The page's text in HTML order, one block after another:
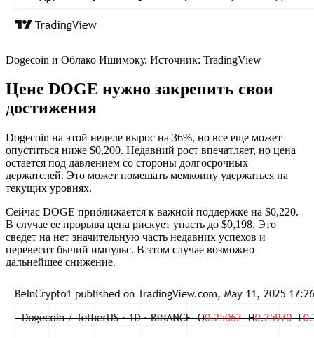
Dogecoin и Облако Ишимоку. Источник: TradingView
Цене DOGE нужно закрепить свои
достижения
Dogecoin на этой неделе вырос на 36%, но все еще может
опуститься ниже $0,200. Недавний рост впечатляет, но цена
остается под давлением со стороны долгосрочных
держателей. Это может помешать мемкоину удержаться на
текущих уровнях.
Сейчас DOGE приближается к важной поддержке на $0,220.
В случае ее прорыва цена рискует упасть до $0,198. Это
сведет на нет значительную часть недавних успехов и
перевесит бычий импульс. В этом случае возможно
дальнейшее снижение.